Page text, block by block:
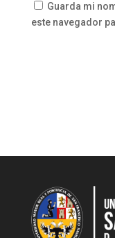
Guarda mi
este navegador